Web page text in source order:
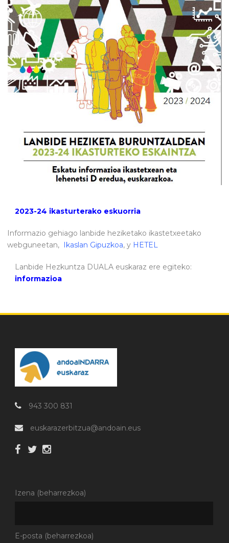
2023-24 ikasturterako eskuorria
Informazio gehiago lanbide heziketako ikastetxeetako
webguneetan,
Ikaslan Gipuzkoa, y HETEL
Lanbide Hezkuntza DUALA euskaraz ere egiteko:
informazioa
943 300 831
euskarazerbitzua@andoain.eus
Izena (beharrezkoa)
E-posta (beharrezkoa)